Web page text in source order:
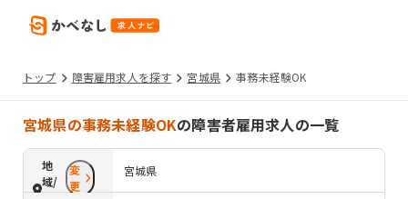
トップ 障害雇用求人を探す 宮城県 事務未経験OK
宮城県の事務未経験OKの障害者雇用求人の一覧
地
域/
変
更
宮城県